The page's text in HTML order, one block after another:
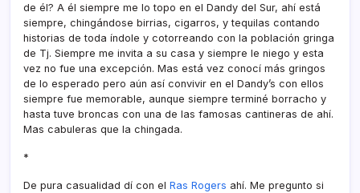
de él? A él siempre me lo topo en el Dandy del Sur, ahí­ está
siempre, chingándose birrias, cigarros, y tequilas contando
historias de toda í­ndole y cotorreando con la población gringa
de Tj. Siempre me invita a su casa y siempre le niego y esta
vez no fue una excepción. Mas está vez conocí­ más gringos
de lo esperado pero aún así­ convivir en el Dandy’s con ellos
siempre fue memorable, aunque siempre terminé borracho y
hasta tuve broncas con una de las famosas cantineras de ahí­.
Mas cabuleras que la chingada.
*
De pura casualidad dí­ con el Ras Rogers ahí­. Me pregunto si